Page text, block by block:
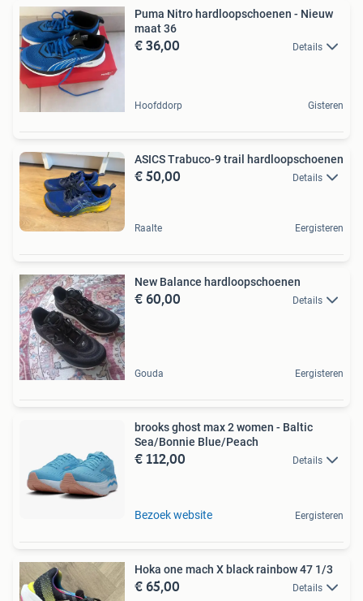
Puma Nitro hardloopschoenen - Nieuw
maat 36
€ 36,00 Details
Hoofddorp Gisteren
ASICS Trabuco-9 trail hardloopschoenen
€ 50,00 Details
Raalte Eergisteren
New Balance hardloopschoenen
€ 60,00 Details
Gouda Eergisteren
brooks ghost max 2 women - Baltic
Sea/Bonnie Blue/Peach
€ 112,00 Details
Bezoek website Eergisteren
Hoka one mach X black rainbow 47 1/3
€ 65,00 Details